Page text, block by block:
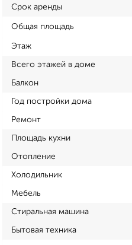
Срок аренды
Общая площадь
Этаж
Всего этажей в доме
Балкон
Год постройки дома
Ремонт
Площадь кухни
Отопление
Холодильник
Мебель
Стиральная машина
Бытовая техника